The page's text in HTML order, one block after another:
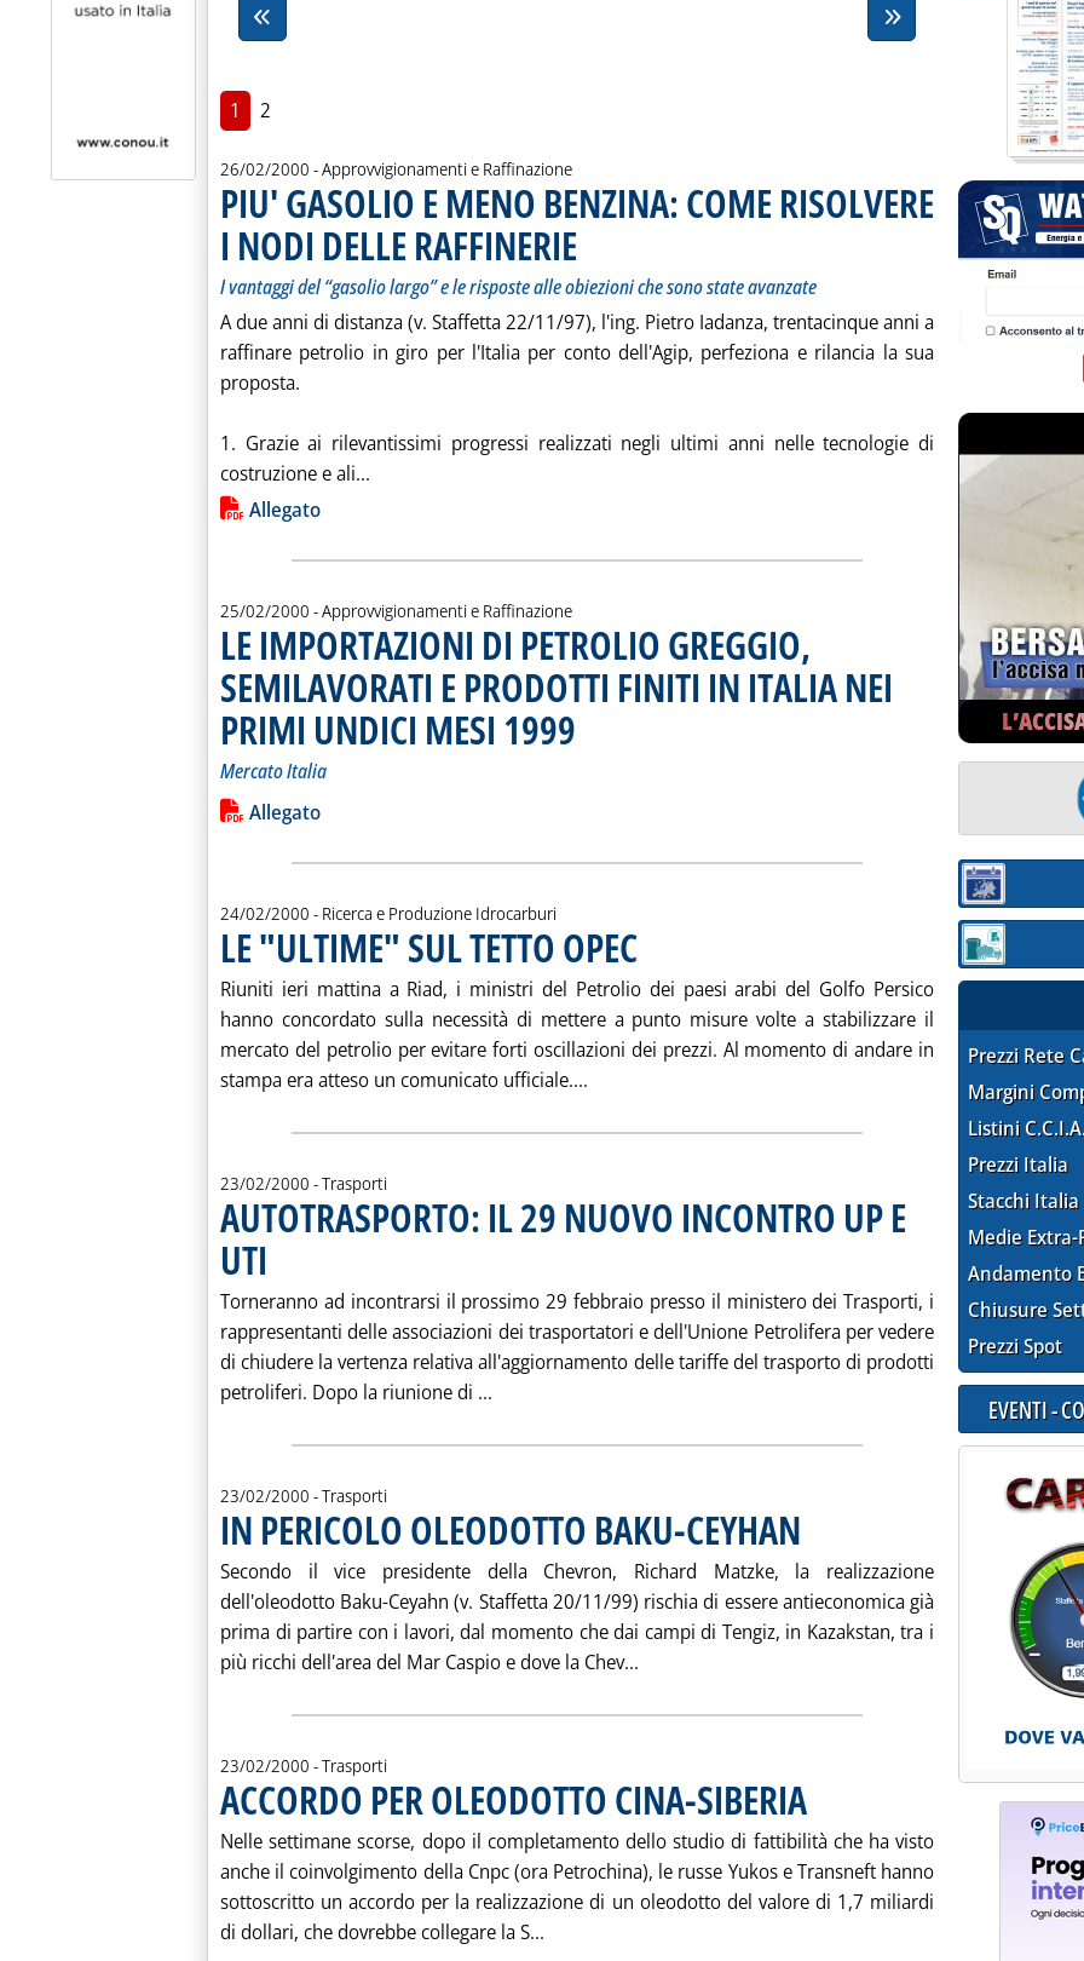
1 2
26/02/2000 - Approvvigionamenti e Raffinazione
PIU' GASOLIO E MENO BENZINA: COME RISOLVERE
I NODI DELLE RAFFINERIE . Sottotitolo: I vantaggi del “gasolio largo” e le risposte alle obiezioni che sono state
I vantaggi del “gasolio largo” e le risposte alle obiezioni che sono state avanzate
A due anni di distanza (v. Staffetta 22/11/97), l'ing. Pietro Iadanza, trentacinque anni a
raffinare petrolio in giro per l'Italia per conto dell'Agip, perfeziona e rilancia la sua
proposta.
1. Grazie ai rilevantissimi progressi realizzati negli ultimi anni nelle tecnologie di
costruzione e ali... Leggi tutta la notizia: 'PIU' GASOLIO E MENO BENZINA: COME RISOLVERE I NODI
Lista allegati PDF alla notizia
Allegato
25/02/2000 - Approvvigionamenti e Raffinazione
LE IMPORTAZIONI DI PETROLIO GREGGIO,
SEMILAVORATI E PRODOTTI FINITI IN ITALIA NEI
PRIMI UNDICI MESI 1999
Mercato Italia
Leggi tutta la notizia: 'LE IMPORTAZIONI DI PETROLIO GREGGIO, SEMILAVORATI E PRODOTTI
Lista allegati PDF alla notizia
Allegato
24/02/2000 - Ricerca e Produzione Idrocarburi
LE "ULTIME" SUL TETTO OPEC. Pubblicata giovedì 24 febbraio 2000 alle 11.29.
Riuniti ieri mattina a Riad, i ministri del Petrolio dei paesi arabi del Golfo Persico
hanno concordato sulla necessità di mettere a punto misure volte a stabilizzare il
mercato del petrolio per evitare forti oscillazioni dei prezzi. Al momento di andare in
stampa era atteso un comunicato ufficiale.... Leggi tutta la notizia: 'LE "ULTIME" SUL TETTO OPEC'
23/02/2000 - Trasporti
AUTOTRASPORTO: IL 29 NUOVO INCONTRO UP E
UTI
Torneranno ad incontrarsi il prossimo 29 febbraio presso il ministero dei Trasporti, i
rappresentanti delle associazioni dei trasportatori e dell'Unione Petrolifera per vedere
di chiudere la vertenza relativa all'aggiornamento delle tariffe del trasporto di prodotti
petroliferi. Dopo la riunione di ... Leggi tutta la notizia: 'AUTOTRASPORTO: IL 29 NUOVO INCONTRO
23/02/2000 - Trasporti
IN PERICOLO OLEODOTTO BAKU-CEYHAN . Pubblicata mercoledì 23 febbraio 2000 alle
Secondo il vice presidente della Chevron, Richard Matzke, la realizzazione
dell'oleodotto Baku-Ceyahn (v. Staffetta 20/11/99) rischia di essere antieconomica già
prima di partire con i lavori, dal momento che dai campi di Tengiz, in Kazakstan, tra i
più ricchi dell'area del Mar Caspio e dove la Chev... Leggi tutta la notizia: 'IN PERICOLO OLEODOTTO
23/02/2000 - Trasporti
ACCORDO PER OLEODOTTO CINA-SIBERIA . Pubblicata mercoledì 23 febbraio 2000 alle
Nelle settimane scorse, dopo il completamento dello studio di fattibilità che ha visto
anche il coinvolgimento della Cnpc (ora Petrochina), le russe Yukos e Transneft hanno
sottoscritto un accordo per la realizzazione di un oleodotto del valore di 1,7 miliardi
di dollari, che dovrebbe collegare la S... Leggi tutta la notizia: 'ACCORDO PER OLEODOTTO CINA-
Sezione:
Sezione:
Prezzi Rete
Margini
Listini
Prezzi Italia
Stacchi Italia
Medie Extra-
Andamento
Chiusure
Prezzi Spot
EVENTI -